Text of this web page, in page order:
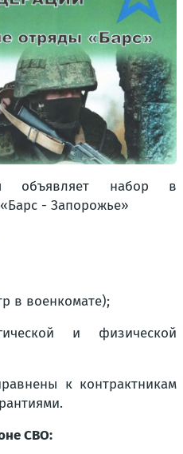
объявляет набор в
- Запорожье»
в военкомате);
и физической
к контрактникам
СВО: